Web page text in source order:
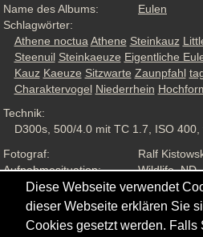
Name des Albums:
Eulen
Schlagwörter:
Athene noctua Athene Steinkauz
Steenuil Steinkaeuze Eigentliche
Kauz Kaeuze Sitzwarte Zaunpfahl
Charaktervogel Niederrhein
Technik:
D300s, 500/4.0 mit TC 1.7, ISO 400,
Fotograf:
Ralf
Aufnahmesituation:
Wildlife, ND
Ansichten:
1178
Diese Webseite verwendet
dieser Webseite erklären Sie
Cookies gesetzt werden. Falls